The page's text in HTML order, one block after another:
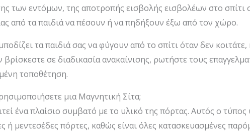
των εντόμων, της αποτροπής εισβολής εισβολέων στο σπίτι
από τα παιδιά να πέσουν ή να πηδήξουν έξω από τον χώρο.
τα παιδιά σας να φύγουν από το σπίτι όταν δεν
σε διαδικασία ανακαίνισης, ρωτήστε τους
τοποθέτηση.
μια Μαγνητική Σίτα;
ένα πλαίσιο συμβατό με το υλικό της πόρτας. Αυτός ο
ή μεντεσέδες πόρτες, καθώς είναι όλες κατασκευασμένες